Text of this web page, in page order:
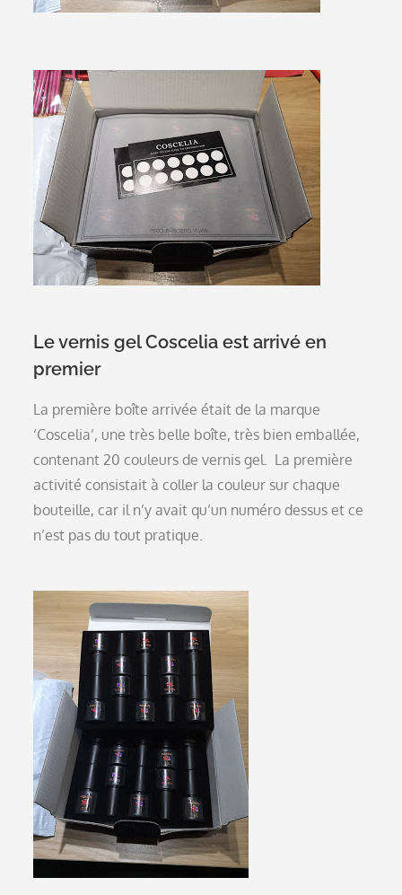
Le vernis gel Coscelia est arrivé en
premier
La première boîte arrivée était de la marque
‘Coscelia’, une très belle boîte, très bien emballée,
contenant 20 couleurs de vernis gel. La première
activité consistait à coller la couleur sur chaque
bouteille, car il n’y avait qu’un numéro dessus et ce
n’est pas du tout pratique.